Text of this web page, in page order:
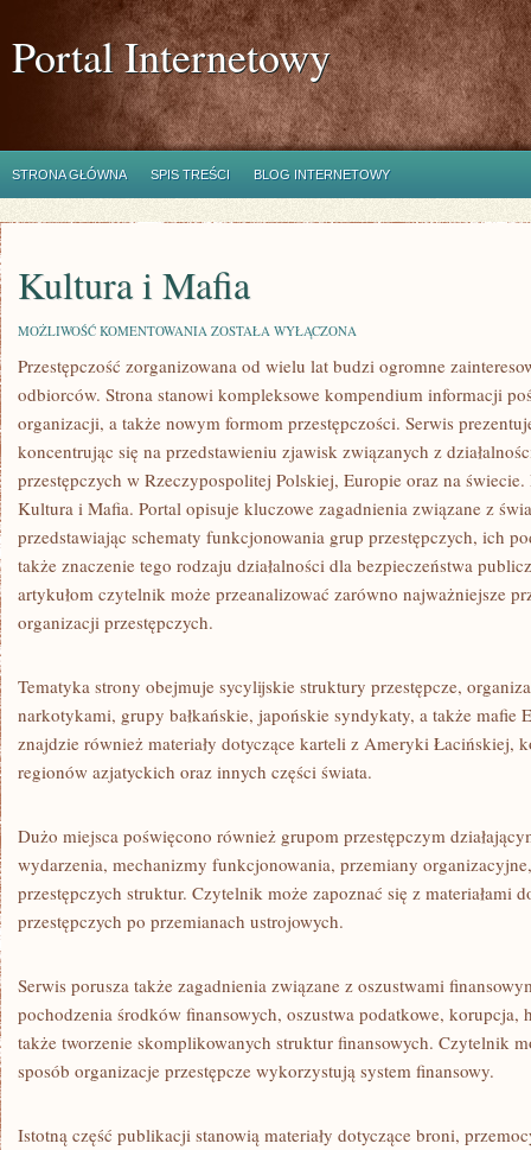
Portal Internetowy
STRONA GŁÓWNA SPIS TREŚCI BLOG INTERNETOWY
Kultura i Mafia
MOŻLIWOŚĆ KOMENTOWANIA KULTURA
MAFIA
ZOSTAŁA WYŁĄCZONA
Przestępczość zorganizowana od wielu lat budzi ogromne
odbiorców. Strona stanowi kompleksowe kompendium informacji
organizacji, a także nowym formom przestępczości. Serwis
koncentrując się na przedstawieniu zjawisk związanych z
przestępczych w Rzeczypospolitej Polskiej, Europie oraz na
Kultura i Mafia. Portal opisuje kluczowe zagadnienia związane z
przedstawiając schematy funkcjonowania grup przestępczych, ich
także znaczenie tego rodzaju działalności dla bezpieczeństwa
artykułom czytelnik może przeanalizować zarówno najważniejsze
organizacji przestępczych.
Tematyka strony obejmuje sycylijskie struktury przestępcze,
narkotykami, grupy bałkańskie, japońskie syndykaty, a także mafie
znajdzie również materiały dotyczące karteli z Ameryki Łacińskiej,
regionów azjatyckich oraz innych części świata.
Dużo miejsca poświęcono również grupom przestępczym
wydarzenia, mechanizmy funkcjonowania, przemiany
przestępczych struktur. Czytelnik może zapoznać się z materiałami
przestępczych po przemianach ustrojowych.
Serwis porusza także zagadnienia związane z oszustwami
pochodzenia środków finansowych, oszustwa podatkowe, korupcja,
także tworzenie skomplikowanych struktur finansowych. Czytelnik
sposób organizacje przestępcze wykorzystują system finansowy.
Istotną część publikacji stanowią materiały dotyczące broni,